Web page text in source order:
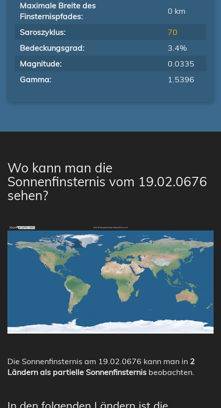
Maximale Breite des
Finsternispfades:
0 km
Saroszyklus:
70
Bedeckungsgrad:
3.4%
Magnitude:
0.0335
Gamma:
1.5396
Wo kann man die
Sonnenfinsternis vom 19.02.0676
sehen?
Die Sonnenfinsternis am 19.02.0676 kann man in 2
Ländern als partielle Sonnenfinsternis beobachten.